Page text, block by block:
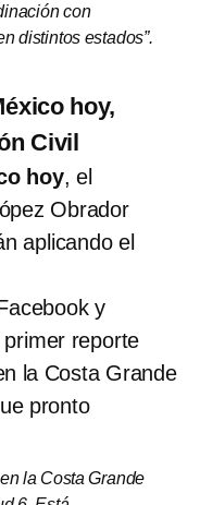
con
distintos estados”.
hoy,
Civil
hoy, el
Obrador
aplicando el
y
reporte
la Costa Grande
pronto
la Costa Grande